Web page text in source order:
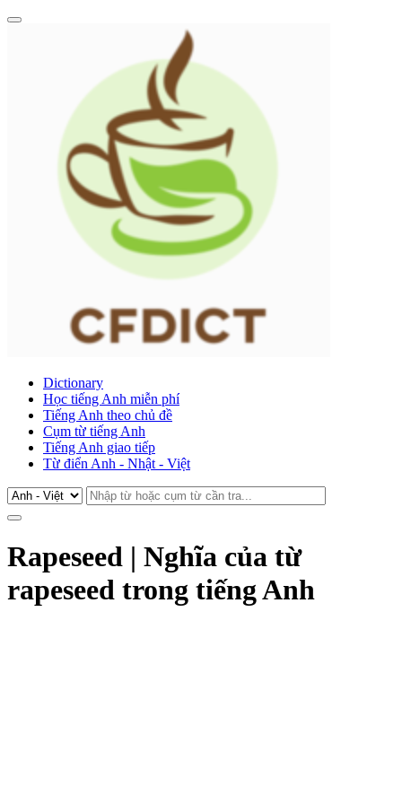
Dictionary
Học tiếng Anh miễn phí
Tiếng Anh theo chủ đề
Cụm từ tiếng Anh
Tiếng Anh giao tiếp
Từ điển Anh - Nhật - Việt
Rapeseed | Nghĩa của từ
rapeseed trong tiếng Anh